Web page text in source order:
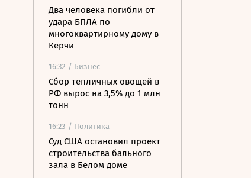
Два человека погибли от
удара БПЛА по
многоквартирному дому в
Керчи
16:32 / Бизнес
Сбор тепличных овощей в
РФ вырос на 3,5% до 1 млн
тонн
16:23 / Политика
Суд США остановил проект
строительства бального
зала в Белом доме